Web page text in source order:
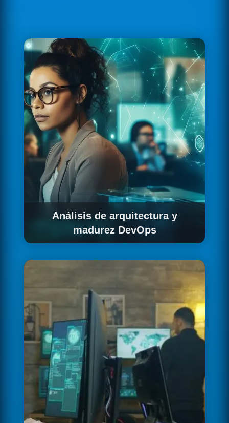
Análisis de arquitectura y
madurez DevOps
Evaluamos el nivel de madurez DevOps de tu
al estado objetivo y priorizamos las iniciativas